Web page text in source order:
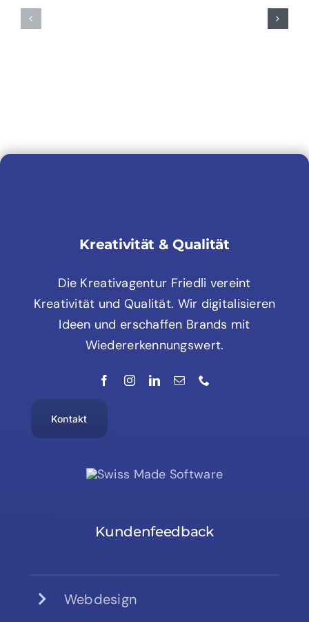
Kreativität & Qualität
Die Kreativagentur Friedli vereint
Kreativität und Qualität. Wir digitalisieren
Ideen und erschaffen Brands mit
Wiedererkennungswert.
Kontakt
Kundenfeedback
Webdesign